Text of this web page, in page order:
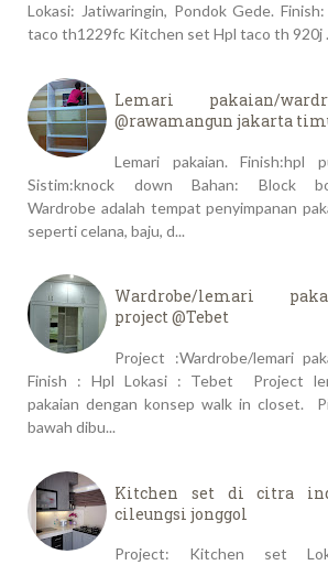
Lokasi: Jatiwaringin, Pondok Gede.
taco th1229fc Kitchen set Hpl taco th 920j
Lemari pakaian/
@rawamangun jakarta
Lemari pakaian. Finish:hpl
Sistim:knock down Bahan: Block
Wardrobe adalah tempat penyimpanan
seperti celana, baju, d...
Wardrobe/lemari
project @Tebet
Project :Wardrobe/lemari
Finish : Hpl Lokasi : Tebet Project
pakaian dengan konsep walk in closet.
bawah dibu...
Kitchen set di citra
cileungsi jonggol
Project: Kitchen set